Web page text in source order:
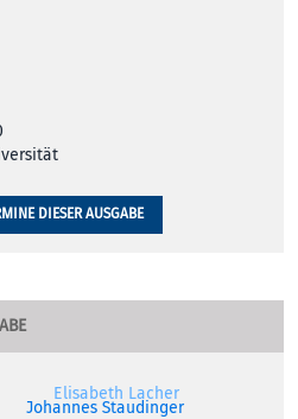
DIESER AUSGABE
Elisabeth Lacher
Johannes Staudinger